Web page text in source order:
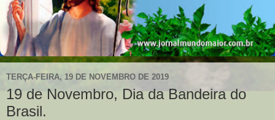
TERÇA-FEIRA, 19 DE NOVEMBRO DE 2019
19 de Novembro, Dia da Bandeira do
Brasil.